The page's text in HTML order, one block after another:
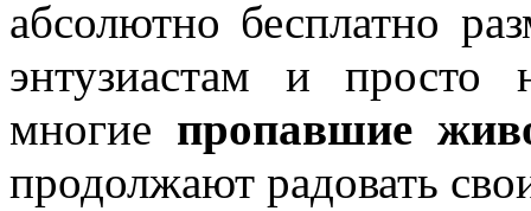
абсолютно бесплатно
энтузиастам и просто
многие пропавшие
продолжают радовать